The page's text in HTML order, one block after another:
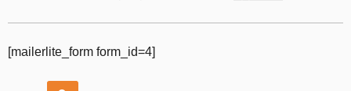
[mailerlite_form form_id=4]